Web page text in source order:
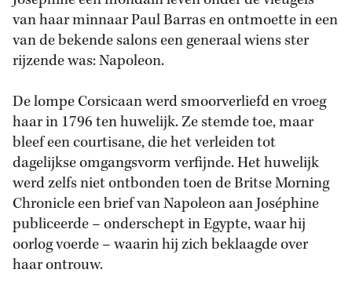
van haar minnaar Paul Barras en ontmoette in een
van de bekende salons een generaal wiens ster
rijzende was: Napoleon.
De lompe Corsicaan werd smoorverliefd en vroeg
haar in 1796 ten huwelijk. Ze stemde toe, maar
bleef een courtisane, die het verleiden tot
dagelijkse omgangsvorm verfijnde. Het huwelijk
werd zelfs niet ontbonden toen de Britse Morning
Chronicle een brief van Napoleon aan Joséphine
publiceerde – onderschept in Egypte, waar hij
oorlog voerde – waarin hij zich beklaagde over
haar ontrouw.